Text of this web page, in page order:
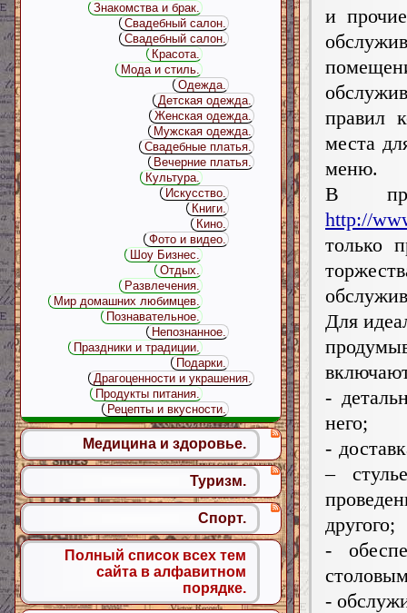
и
правил
места
меню.
В
http://
только
Для
-
него;
-
–
другого;
-
-
Знакомства и брак.
Свадебный салон.
Свадебный салон.
Красота.
Мода и стиль.
Одежда.
Детская одежда.
Женская одежда.
Мужская одежда.
Свадебные платья.
Вечерние платья.
Культура.
Искусство.
Книги.
Кино.
Фото и видео.
Шоу Бизнес.
Отдых.
Развлечения.
Мир домашних любимцев.
Познавательное.
Непознанное.
Праздники и традиции.
Подарки.
Драгоценности и украшения.
Продукты питания.
Рецепты и вкусности.
Медицина и здоровье.
Туризм.
Спорт.
Полный список всех тем
сайта в алфавитном
порядке.